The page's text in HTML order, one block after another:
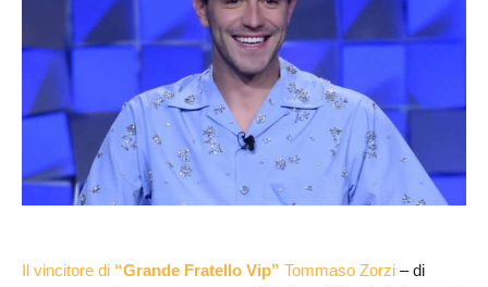
Il vincitore di “Grande Fratello Vip” Tommaso Zorzi – di